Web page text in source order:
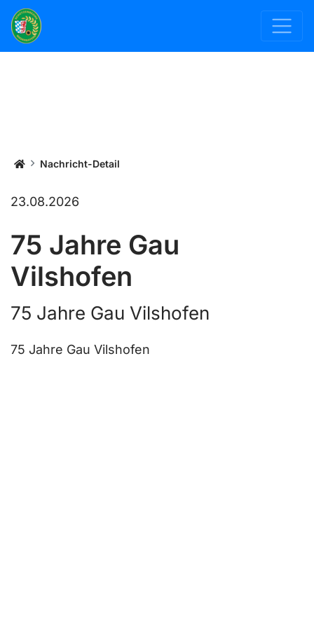
Bezirk Niederbayern
Nachricht-Detail
23.08.2026
75 Jahre Gau
Vilshofen
75 Jahre Gau Vilshofen
75 Jahre Gau Vilshofen